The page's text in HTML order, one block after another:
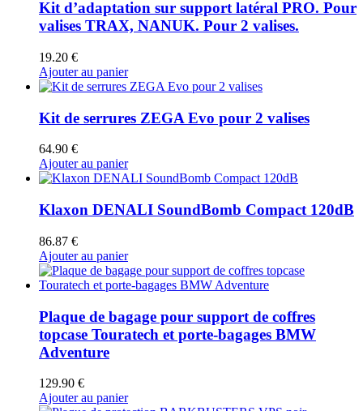
Kit d’adaptation sur support latéral PRO. Pour
valises TRAX, NANUK. Pour 2 valises.
19.20 €
Ajouter au panier
Kit de serrures ZEGA Evo pour 2 valises
64.90 €
Ajouter au panier
Klaxon DENALI SoundBomb Compact 120dB
86.87 €
Ajouter au panier
Plaque de bagage pour support de coffres
topcase Touratech et porte-bagages BMW
Adventure
129.90 €
Ajouter au panier